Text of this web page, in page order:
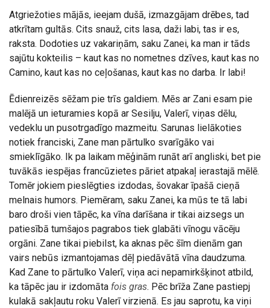
Atgriežoties mājās, ieejam dušā, izmazgājam drēbes, tad
atkrītam gultās. Cits snauž, cits lasa, daži labi, tas ir es,
raksta. Dodoties uz vakariņām, saku Zanei, ka man ir tāds
sajūtu kokteilis – kaut kas no nometnes dzīves, kaut kas no
Camino, kaut kas no ceļošanas, kaut kas no darba. Ir labi!
Ēdienreizēs sēžam pie trīs galdiem. Mēs ar Zani esam pie
malējā un ieturamies kopā ar Sesilju, Valerī, viņas dēlu,
vedeklu un pusotrgadīgo mazmeitu. Sarunas lielākoties
notiek franciski, Zane man pārtulko svarīgāko vai
smieklīgāko. Ik pa laikam mēģinām runāt arī angliski, bet pie
tuvākās iespējas francūzietes pāriet atpakaļ ierastajā mēlē.
Tomēr jokiem pieslēgties izdodas, šovakar īpašā cieņā
melnais humors. Piemēram, saku Zanei, ka mūs te tā labi
baro droši vien tāpēc, ka vīna darīšana ir tikai aizsegs un
patiesībā tumšajos pagrabos tiek glabāti vīnogu vācēju
orgāni. Zane tikai piebilst, ka aknas pēc šīm dienām gan
vairs nebūs izmantojamas dēļ piedāvātā vīna daudzuma.
Kad Zane to pārtulko Valerī, viņa aci nepamirkšķinot atbild,
ka tāpēc jau ir izdomāta fois gras. Pēc brīža Zane pastiepj
kulakā sakļautu roku Valerī virzienā. Es jau saprotu, ka viņi